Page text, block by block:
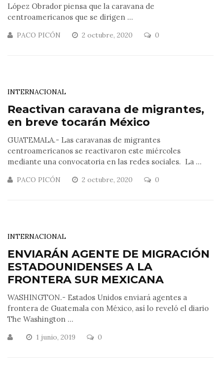
López Obrador piensa que la caravana de
centroamericanos que se dirigen ...
PACO PICÓN 2 octubre, 2020 0
INTERNACIONAL
Reactivan caravana de migrantes,
en breve tocarán México
GUATEMALA.- Las caravanas de migrantes
centroamericanos se reactivaron este miércoles
mediante una convocatoria en las redes sociales. La ...
PACO PICÓN 2 octubre, 2020 0
INTERNACIONAL
ENVIARÁN AGENTE DE MIGRACIÓN
ESTADOUNIDENSES A LA
FRONTERA SUR MEXICANA
WASHINGTON.- Estados Unidos enviará agentes a
frontera de Guatemala con México, así lo reveló el diario
The Washington ...
1 junio, 2019 0